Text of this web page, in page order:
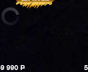
990P